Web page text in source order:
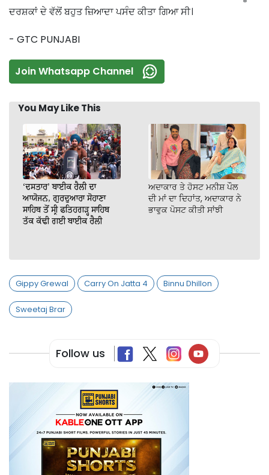
ਦਰਸ਼ਕਾਂ ਦੇ ਵੱਲੋਂ ਬਹੁਤ ਜ਼ਿਆਦਾ ਪਸੰਦ ਕੀਤਾ ਗਿਆ ਸੀ।
- GTC PUNJABI
Join Whatsapp Channel
You May Like This
‘ਦਸਤਾਰ’ ਬਾਈਕ ਰੈਲੀ ਦਾ
ਆਯੋਜਨ, ਗੁਰਦੁਆਰਾ ਸੋਹਾਣਾ
ਸਾਹਿਬ ਤੋਂ ਸ੍ਰੀ ਫਤਿਹਗੜ੍ਹ ਸਾਹਿਬ
ਤੱਕ ਕੱਢੀ ਗਈ ਬਾਈਕ ਰੈਲੀ
ਅਦਾਕਾਰ ਤੇ ਹੋਸਟ ਮਨੀਸ਼ ਪੌਲ
ਦੀ ਮਾਂ ਦਾ ਦਿਹਾਂਤ, ਅਦਾਕਾਰ ਨੇ
ਭਾਵੁਕ ਪੋਸਟ ਕੀਤੀ ਸਾਂਝੀ
Gippy Grewal Carry On Jatta 4 Binnu Dhillon
Sweetaj Brar
Follow us